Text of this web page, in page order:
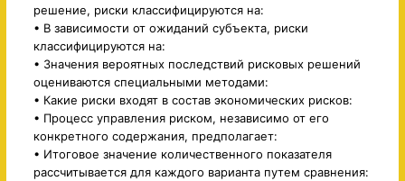
решение, риски классифицируются на:
• В зависимости от ожиданий субъекта, риски
классифицируются на:
• Значения вероятных последствий рисковых решений
оцениваются специальными методами:
• Какие риски входят в состав экономических рисков:
• Процесс управления риском, независимо от его
конкретного содержания, предполагает:
• Итоговое значение количественного показателя
рассчитывается для каждого варианта путем сравнения: